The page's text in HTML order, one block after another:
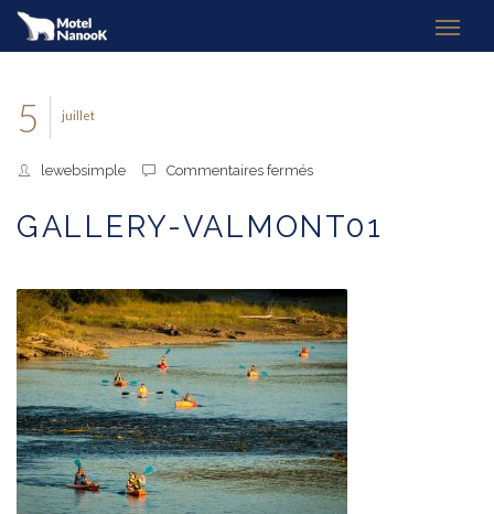
juillet
5
lewebsimple Commentaires ferméssur
GALLERY-VALMONT01